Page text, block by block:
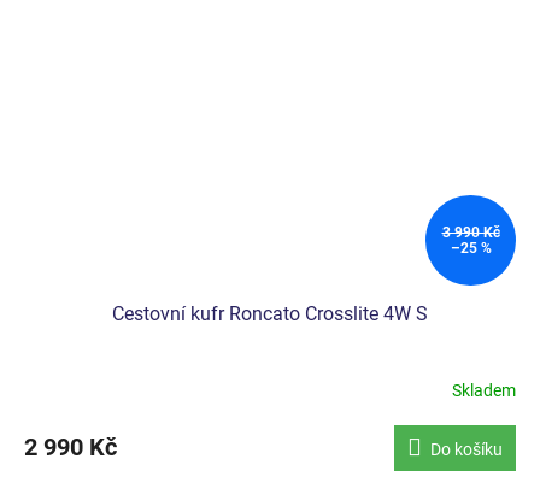
3 990 Kč
–25 %
Cestovní kufr Roncato Crosslite 4W S
produktu
je
Skladem
2 990 Kč Do košíku